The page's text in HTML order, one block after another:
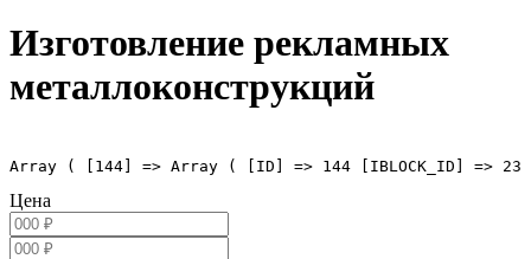
Изготовление рекламных
металлоконструкций
Array ( [144] => Array ( [ID] => 144 [IBLOCK_ID] => 23
Цена